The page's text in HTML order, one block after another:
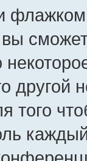
другой
того